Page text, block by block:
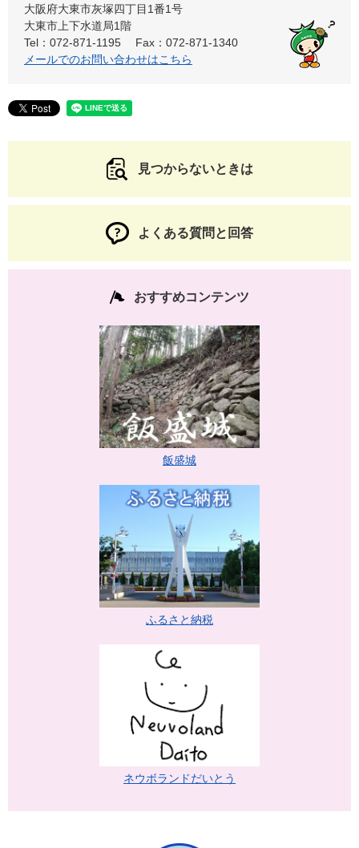
大阪府大東市灰塚四丁目1番1号
大東市上下水道局1階
Tel：072-871-1195
Fax：072-871-1340
メールでのお問い合わせはこちら
見つからないときは
よくある質問と回答
おすすめコンテンツ
飯盛城
ふるさと納税
ネウボランドだいとう